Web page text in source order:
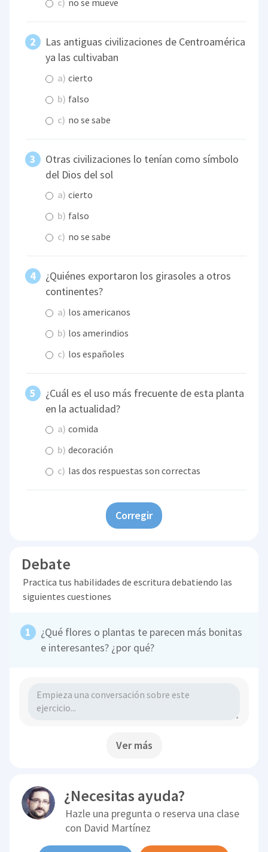
c) no se mueve
Las antiguas civilizaciones de Centroamérica
ya las cultivaban
a) cierto
b) falso
c) no se sabe
Otras civilizaciones lo tenían como símbolo
del Dios del sol
a) cierto
b) falso
c) no se sabe
¿Quiénes exportaron los girasoles a otros
continentes?
a) los americanos
b) los amerindios
c) los españoles
¿Cuál es el uso más frecuente de esta planta
en la actualidad?
a) comida
b) decoración
c) las dos respuestas son correctas
Corregir
Debate
Practica tus habilidades de escritura debatiendo las
siguientes cuestiones
¿Qué flores o plantas te parecen más bonitas
e interesantes? ¿por qué?
Ver más
¿Necesitas ayuda?
Hazle una pregunta o reserva una clase
con David Martínez